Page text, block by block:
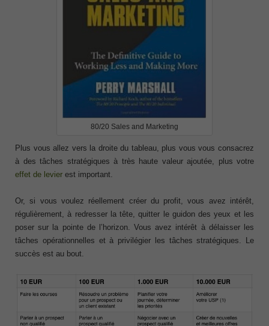
80/20 Sales and Marketing
Plus vous allez vers la droite du tableau, plus vous vous consacrez
à des tâches stratégiques à très haute valeur ajoutée, plus votre
effet de levier est important.
Or, si vous voulez réellement créer du profit, vous avez intérêt,
régulièrement, à redresser la tête, quitter le guidon des yeux et les
poser sur la pointe de l’horizon. Vous avez intérêt à délaisser les
tâches opérationnelles et à privilégier les tâches stratégiques. Le
succès est au bout.